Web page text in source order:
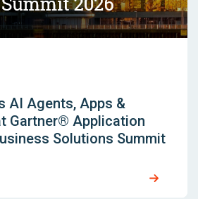
AI Agents, Apps &
Gartner® Application
Solutions Summit